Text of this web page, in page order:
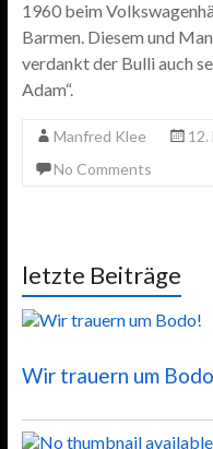
1960 beim
Barmen. Diesem und
verdankt der Bulli auch
Adam“.
Manfred Klee 12.
No Comments
letzte Beiträge
Wir trauern um